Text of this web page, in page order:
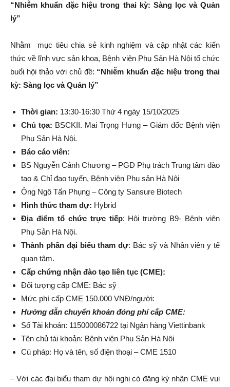
“Nhiễm khuẩn đặc hiệu trong thai kỳ: Sàng lọc và Quản
lý”
Nhằm mục tiêu chia sẻ kinh nghiệm và cập nhật các kiến
thức về lĩnh vực sản khoa, Bệnh viện Phụ Sản Hà Nội tổ chức
buổi hội thảo với chủ đề: “Nhiễm khuẩn đặc hiệu trong thai
kỳ: Sàng lọc và Quản lý”
Thời gian: 13:30-16:30 Thứ 4 ngày 15/10/2025
Chủ tọa: BSCKII. Mai Trọng Hưng – Giám đốc Bệnh viện
Phụ Sản Hà Nội.
Báo cáo viên:
BS Nguyễn Cảnh Chương – PGĐ Phụ trách Trung tâm đào
tạo & Chỉ đạo tuyến, Bệnh viện Phụ sản Hà Nội
Ông Ngô Tấn Phụng – Công ty Sansure Biotech
Hình thức tham dự: Hybrid
Địa điểm tổ chức trực tiếp: Hội trường B9- Bệnh viện
Phụ Sản Hà Nội.
Thành phần đại biểu tham dự: Bác sỹ và Nhân viên y tế
quan tâm.
Cấp chứng nhận đào tạo liên tục (CME):
Đối tượng cấp CME: Bác sỹ
Mức phí cấp CME 150.000 VNĐ/người:
Hướng dẫn chuyển khoản đóng phí cấp CME:
Số Tài khoản: 115000086722 tại Ngân hàng Viettinbank
Tên chủ tài khoản: Bệnh viện Phụ Sản Hà Nội
Cú pháp: Họ và tên, số điện thoại – CME 1510
– Với các đại biểu tham dự hội nghị có đăng ký nhận CME vui